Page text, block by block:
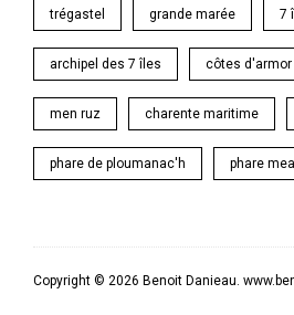
trégastel grande marée 7
archipel des 7 îles côtes d'armor
men ruz charente maritime
phare de ploumanac'h phare
Copyright © 2026 Benoit Danieau.